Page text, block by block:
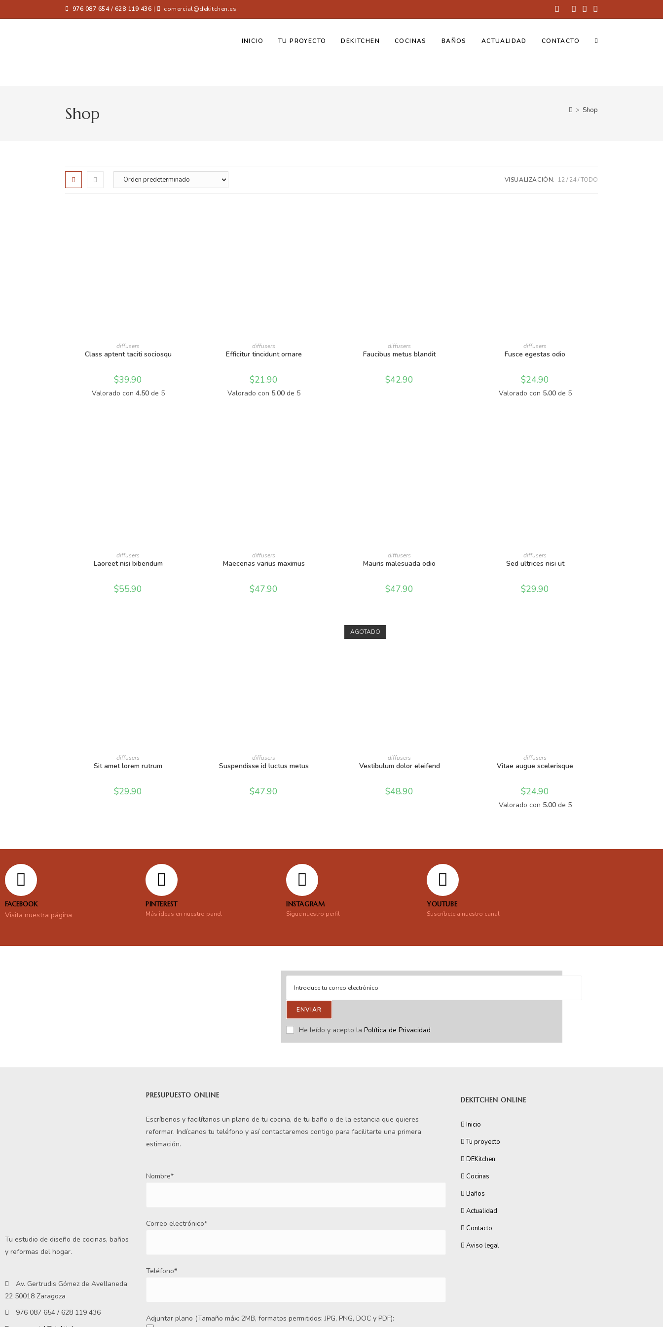
976 087 654 / 628 119 436 | comercial@dekitchen.es
INICIO TU PROYECTO DEKITCHEN COCINAS BAÑOS ACTUALIDAD CONTACTO
Shop > Shop
VISUALIZACIÓN: 12 24 TODO
AÑADIR AL CARRITO
diffusers
Class aptent taciti sociosqu
$39.90
Valorado con 4.50de 5
AÑADIR AL CARRITO
diffusers
Efficitur tincidunt ornare
$21.90
Valorado con 5.00de 5
AÑADIR AL CARRITO
diffusers
Faucibus metus blandit
$42.90
AÑADIR AL CARRITO
diffusers
Fusce egestas odio
$24.90
Valorado con 5.00de 5
AÑADIR AL CARRITO
diffusers
Laoreet nisi bibendum
$55.90
AÑADIR AL CARRITO
diffusers
Maecenas varius maximus
$47.90
AÑADIR AL CARRITO
diffusers
Mauris malesuada odio
$47.90
AÑADIR AL CARRITO
diffusers
Sed ultrices nisi ut
$29.90
AÑADIR AL CARRITO
diffusers
Sit amet lorem rutrum
$29.90
AÑADIR AL CARRITO
diffusers
Suspendisse id luctus metus
$47.90
AGOTADO
LEER MÁS
diffusers
Vestibulum dolor eleifend
$48.90
AÑADIR AL CARRITO
diffusers
Vitae augue scelerisque
$24.90
Valorado con 5.00de 5
FACEBOOK
Visita nuestra página
PINTEREST
Más ideas en nuestro panel
INSTAGRAM
Sigue nuestro perfil
YOUTUBE
Suscríbete a nuestro canal
ENVIAR
He leído y acepto la Política de Privacidad
Tu estudio de diseño de cocinas, baños
y reformas del hogar.
Av. Gertrudis Gómez de Avellaneda
22 50018 Zaragoza
976 087 654 / 628 119 436
PRESUPUESTO ONLINE
Escríbenos y facilítanos un plano de tu cocina, de tu baño o de la estancia que quieres
reformar. Indícanos tu teléfono y así contactaremos contigo para facilitarte una primera
estimación.
Nombre*
Correo electrónico*
Teléfono*
Adjuntar plano (Tamaño máx: 2MB, formatos permitidos: JPG, PNG, DOC y PDF):
DEKITCHEN ONLINE
Inicio
Tu proyecto
DEKitchen
Cocinas
Baños
Actualidad
Contacto
Aviso legal